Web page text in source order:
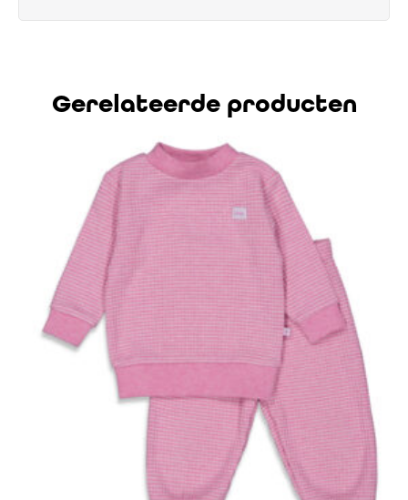
Gerelateerde producten